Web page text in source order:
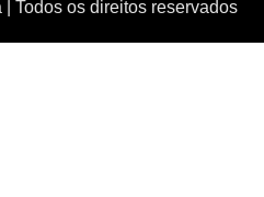
Todos os direitos reservados